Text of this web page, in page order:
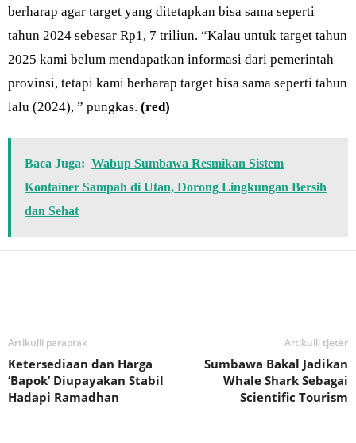
berharap agar target yang ditetapkan bisa sama seperti
tahun 2024 sebesar Rp1, 7 triliun. “Kalau untuk target tahun
2025 kami belum mendapatkan informasi dari pemerintah
provinsi, tetapi kami berharap target bisa sama seperti tahun
lalu (2024), ” pungkas. (red)
Baca Juga: Wabup Sumbawa Resmikan Sistem
Kontainer Sampah di Utan, Dorong Lingkungan Bersih
dan Sehat
Artikulli paraprak
Ketersediaan dan Harga
‘Bapok’ Diupayakan Stabil
Hadapi Ramadhan
Artikulli tjetër
Sumbawa Bakal Jadikan
Whale Shark Sebagai
Scientific Tourism